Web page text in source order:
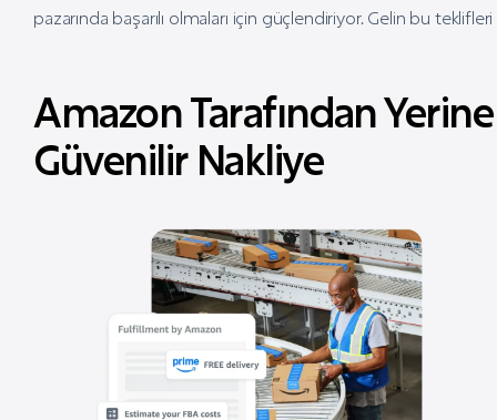
pazarında başarılı olmaları için güçlendiriyor. Gelin bu
Amazon Tarafından
Güvenilir Nakliye